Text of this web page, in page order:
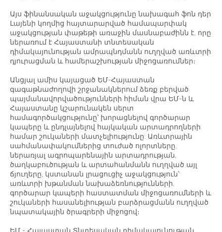
Այս ֆինանսական աջակցությունը նախագահ ֆոն դեր
Լայենի կողմից հայտարարված համապարփակ
աջակցության փաթեթի առաջին մասնաբաժինն է, որը
ներառում է Հայաստանի տնտեսական
դիմակայունության ամրապնդմանն ուղղված առևտրի
դյուրացման և համերաշխության միջոցառումներ։
Անցյալ ամիս կայացած ԵՄ-Հայաստան
գագաթնաժողովի շրջանակներում ձեռք բերված
պայմանավորվածությունների հիման վրա ԵՄ-ն և
Հայաստանը կշարունակեն սերտ
համագործակցությունը՝ խորացնելով գործարար
կապերը և ընդլայնելով հայկական արտադրողների
համար շուկաների մատչելիությունը: Առևտրային
սահմանափակումներից տուժած ոլորտները,
ներառյալ ագրոպարենային արտադրության,
ծաղկաբուծության և արտահանմանն ուղղված այլ
ճյուղերը, կստանան լրացուցիչ աջակցություն՝
առևտրի խթանման նախաձեռնությունների,
գործարար կապերի հաստատման միջոցառումների և
շուկաների հասանելիության բարձրացմանն ուղղված
նպատակային ծրագրերի միջոցով։